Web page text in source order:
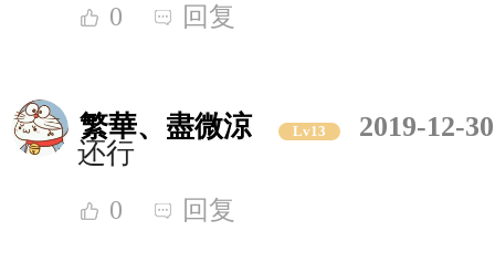
0 回复
繁華、盡微涼 Lv13
2019-12-
还行
0 回复